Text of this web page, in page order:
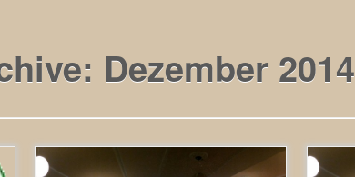
Dezember 2014